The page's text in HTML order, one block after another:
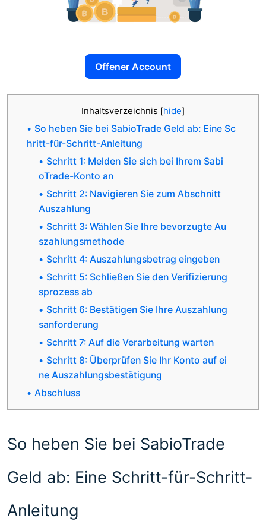
Offener Account
Inhaltsverzeichnis [hide]
So heben Sie bei SabioTrade Geld ab: Eine Sc
hritt-für-Schritt-Anleitung
Schritt 1: Melden Sie sich bei Ihrem Sabi
oTrade-Konto an
Schritt 2: Navigieren Sie zum Abschnitt
Auszahlung
Schritt 3: Wählen Sie Ihre bevorzugte Au
szahlungsmethode
Schritt 4: Auszahlungsbetrag eingeben
Schritt 5: Schließen Sie den Verifizierung
sprozess ab
Schritt 6: Bestätigen Sie Ihre Auszahlung
sanforderung
Schritt 7: Auf die Verarbeitung warten
Schritt 8: Überprüfen Sie Ihr Konto auf ei
ne Auszahlungsbestätigung
Abschluss
So heben Sie bei SabioTrade
Geld ab: Eine Schritt-für-Schritt-
Anleitung